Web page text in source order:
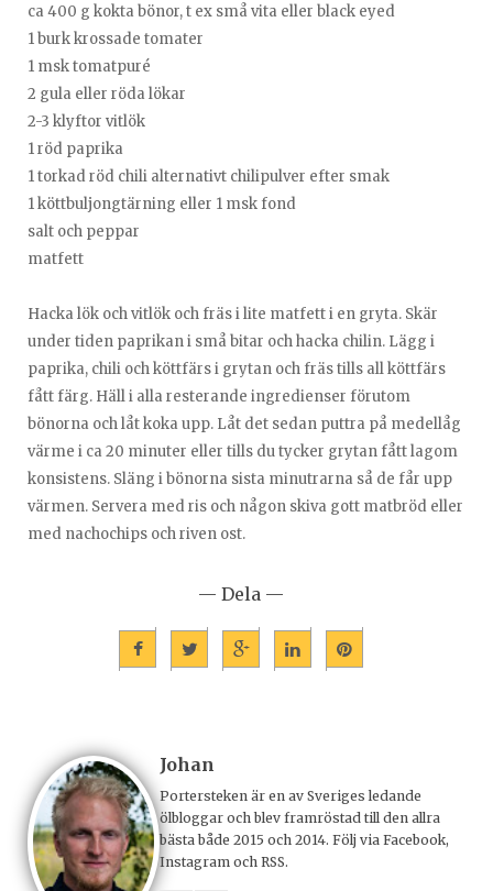
ca 400 g kokta bönor, t ex små vita eller black eyed
1 burk krossade tomater
1 msk tomatpuré
2 gula eller röda lökar
2-3 klyftor vitlök
1 röd paprika
1 torkad röd chili alternativt chilipulver efter smak
1 köttbuljongtärning eller 1 msk fond
salt och peppar
matfett
Hacka lök och vitlök och fräs i lite matfett i en gryta. Skär
under tiden paprikan i små bitar och hacka chilin. Lägg i
paprika, chili och köttfärs i grytan och fräs tills all köttfärs
fått färg. Häll i alla resterande ingredienser förutom
bönorna och låt koka upp. Låt det sedan puttra på medellåg
värme i ca 20 minuter eller tills du tycker grytan fått lagom
konsistens. Släng i bönorna sista minutrarna så de får upp
värmen. Servera med ris och någon skiva gott matbröd eller
med nachochips och riven ost.
— Dela —
Johan
Portersteken är en av Sveriges ledande
ölbloggar och blev framröstad till den allra
bästa både 2015 och 2014. Följ via Facebook,
Instagram och RSS.